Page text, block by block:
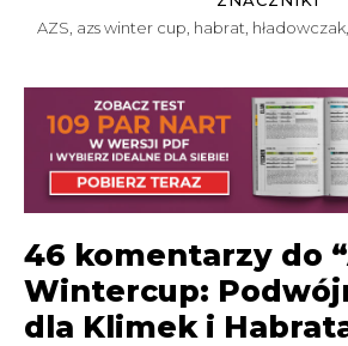
AZS azs winter cup habrat hładowczak
46 komentarzy do
Wintercup:
dla Klimek i